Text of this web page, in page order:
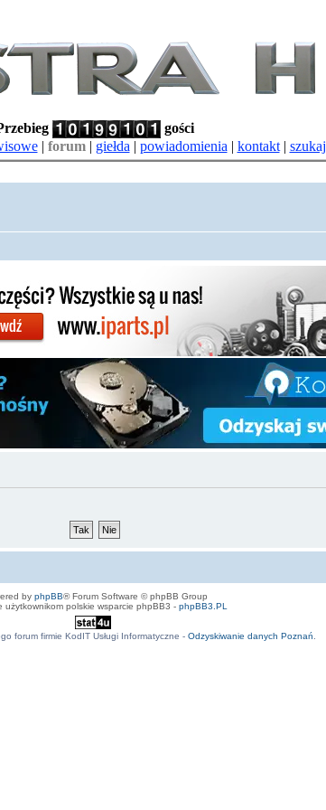
gości
| forum| giełda | powiadomienia | kontakt| szukaj
by phpBB® Forum Software © phpBB Group
użytkownikom polskie wsparcie phpBB3 - phpBB3.PL
forum firmie KodIT Usługi Informatyczne - Odzyskiwanie danych Poznań